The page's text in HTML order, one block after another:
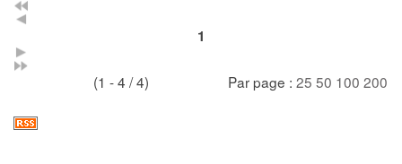
1
(1 - 4 / 4) Par page : 25 50 100 200